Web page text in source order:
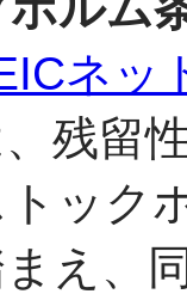
ネッ
残留
トック
え、